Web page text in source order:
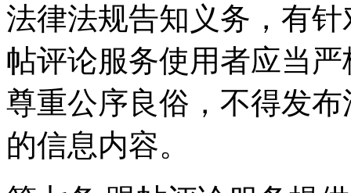
法律法规告知义务，有
帖评论服务使用者应当
尊重公序良俗，不得发
的信息内容。